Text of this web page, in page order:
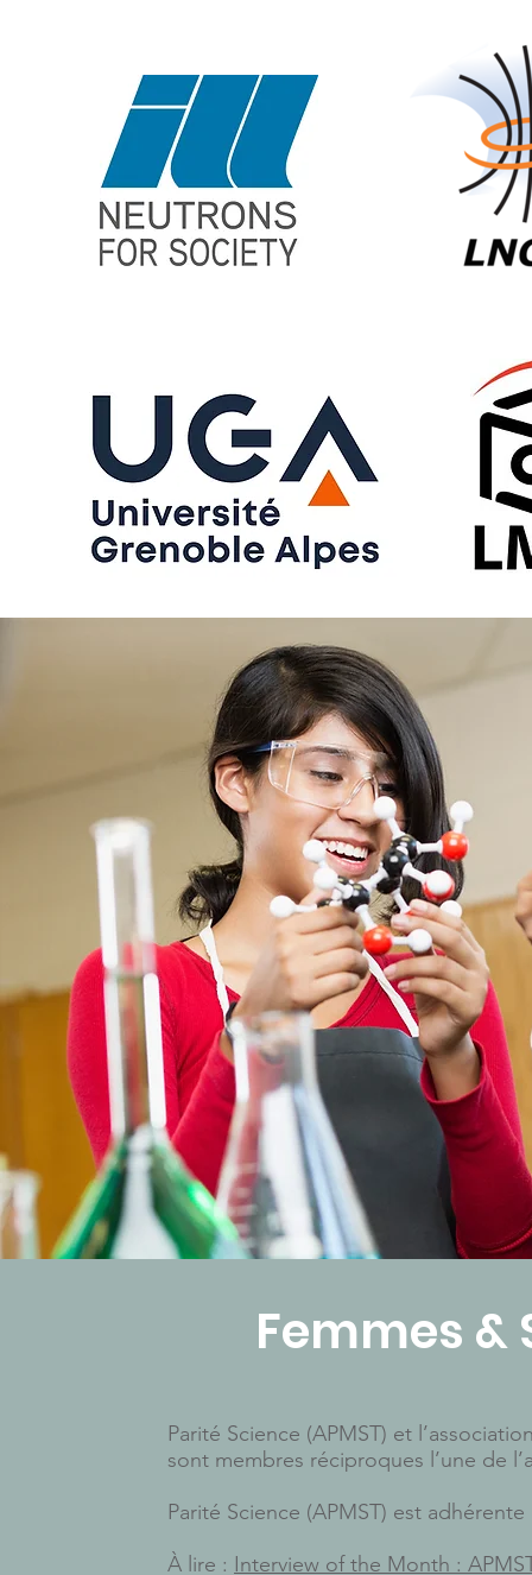
Femmes &
Parité Science (APMST) et
sont membres réciproques l’une de
Parité Science (APMST) est adhérente
À lire : Interview of the Month :